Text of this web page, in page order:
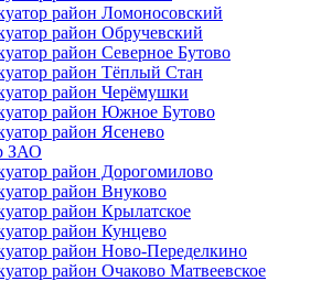
район Ломоносовский
район Обручевский
район Северное Бутово
район Тёплый Стан
район Черёмушки
район Южное Бутово
район Ясенево
ЗАО
район Дорогомилово
район Внуково
район Крылатское
район Кунцево
район Ново-Переделкино
район Очаково Матвеевское